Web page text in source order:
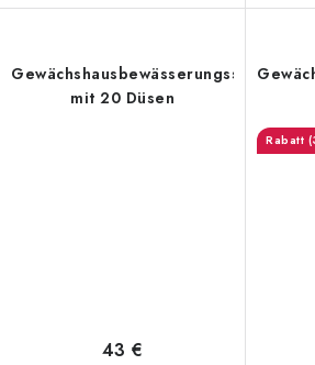
Gewächshausbewässerungssystem
mit 20 Düsen
43 €